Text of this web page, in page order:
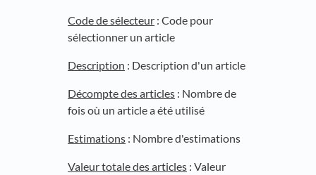
Code de sélecteur : Code pour
sélectionner un article
Description : Description d'un article
Décompte des articles : Nombre de
fois où un article a été utilisé
Estimations : Nombre d'estimations
Valeur totale des articles : Valeur